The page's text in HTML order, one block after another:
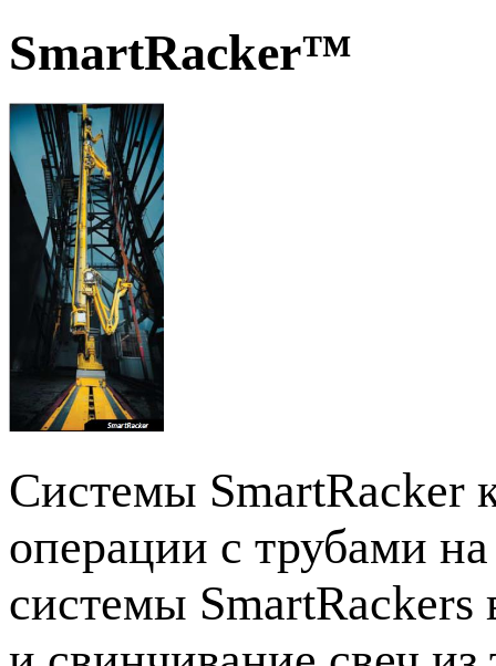
SmartRacker™
Системы SmartRacker
операции с трубами
системы